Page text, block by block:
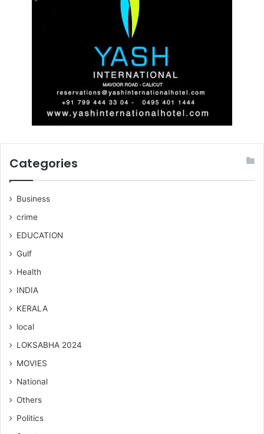
Categories
Business
crime
EDUCATION
Gulf
Health
INDIA
KERALA
local
LOKSABHA 2024
MOVIES
National
Others
Politics